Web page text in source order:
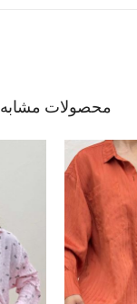
محصولات مشابه